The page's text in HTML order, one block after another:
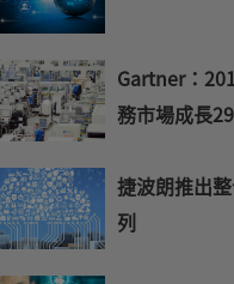
Gartner：
務市場成長
捷波朗推出
列